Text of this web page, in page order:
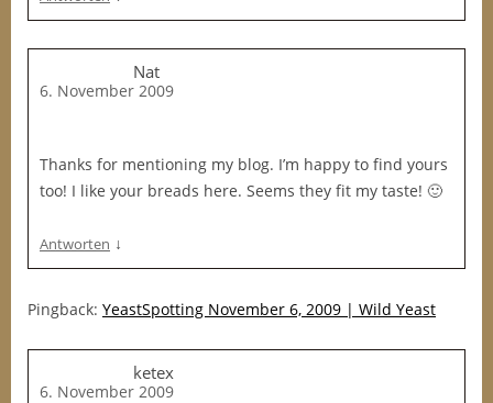
Nat
6. November 2009
Thanks for mentioning my blog. I’m happy to find yours
too! I like your breads here. Seems they fit my taste! 🙂
Antworten ↓
Pingback: YeastSpotting November 6, 2009 | Wild Yeast
ketex
6. November 2009